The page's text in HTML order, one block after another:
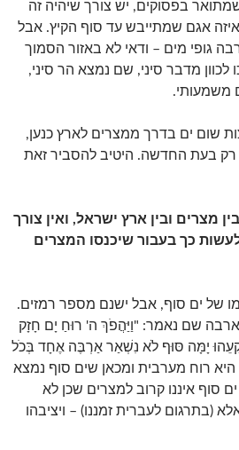
בפסוקים, יש צורך שיהיה זה
איזה אגם שמתייבש עד סוף הקיץ. אבל
גופי מים – ודאי לא באזור הסמוך
לכוון מדבר סיני, שם נמצא הר סיני,
משמעותי.
שום ים בדרך ממצרים לארץ כנען,
בעת החדשה. היטיב להסביר זאת
מצרים ובין ארץ ישראל, ואין צורך
כך בעבור שיכנסו המצרים
של ים סוף, אבל ישנם מספר רמזים.
שם נאמר: "וַיַּהֲפֹךְ ה' רוּחַ יָם חָזָק
יָמָּה סּוּף לֹא נִשְׁאַר אַרְבֶּה אֶחָד בְּכֹל
היא רוח מערבית ומכאן שים סוף נמצא
סוף איננו קרוב למצרים שכן לא
(בתרגום לעברית זמננו) – ויציבהו